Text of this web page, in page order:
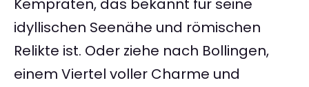
Kempraten, das bekannt für seine
idyllischen Seenähe und römischen
Relikte ist. Oder ziehe nach Bollingen,
einem Viertel voller Charme und